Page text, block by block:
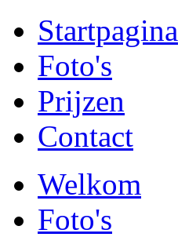
Startpagina
Foto's
Prijzen
Contact
Welkom
Foto's